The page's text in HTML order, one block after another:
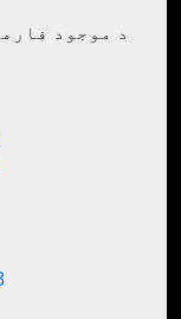
د موجود